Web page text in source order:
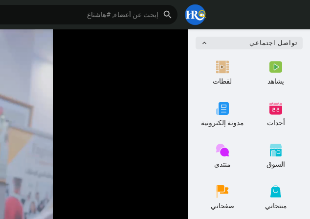
تواصل اجتماعي
يشاهد لقطات
أحداث مدونة إلكترونية
السوق منتدى
منتجاتي صفحاتي